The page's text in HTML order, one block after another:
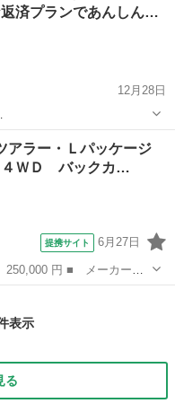
済プランであんしん…
12月28日
✔ 収入が不...
アラー・Ｌパッケージ
ＷＤ バックカ…
提携サイト 6月27日
グレード名： ツアラ
表示
る